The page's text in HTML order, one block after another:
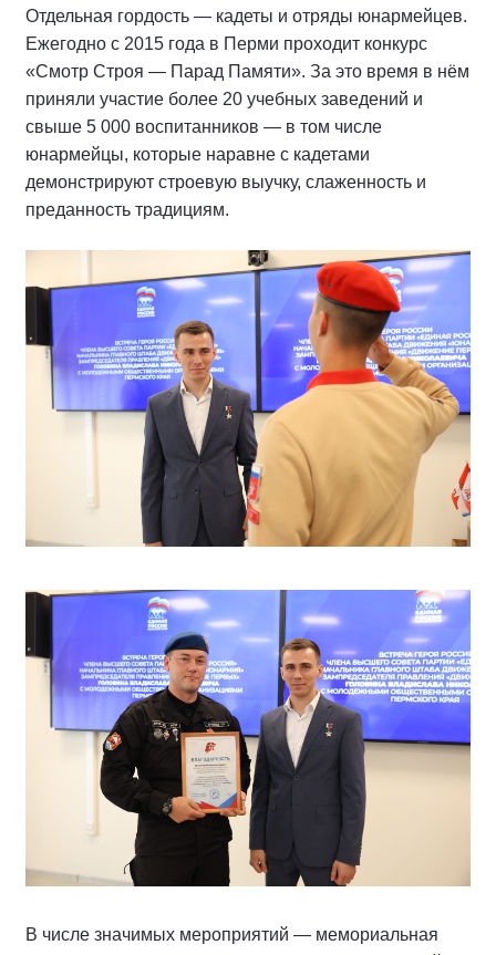
Отдельная гордость — кадеты и отряды юнармейцев.
Ежегодно с 2015 года в Перми проходит конкурс
«Смотр Строя — Парад Памяти». За это время в нём
приняли участие более 20 учебных заведений и
свыше 5 000 воспитанников — в том числе
юнармейцы, которые наравне с кадетами
демонстрируют строевую выучку, слаженность и
преданность традициям.
В числе значимых мероприятий — мемориальная